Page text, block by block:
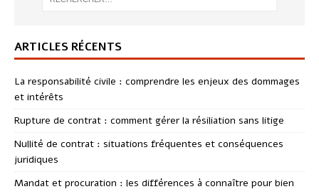
ARTICLES RÉCENTS
La responsabilité civile : comprendre les enjeux des dommages
et intérêts
Rupture de contrat : comment gérer la résiliation sans litige
Nullité de contrat : situations fréquentes et conséquences
juridiques
Mandat et procuration : les différences à connaître pour bien